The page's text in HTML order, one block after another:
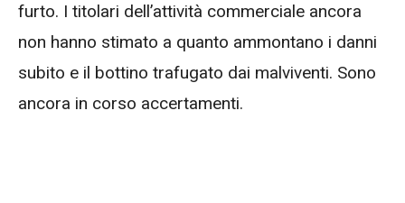
furto. I titolari dell’attività commerciale ancora
non hanno stimato a quanto ammontano i danni
subito e il bottino trafugato dai malviventi. Sono
ancora in corso accertamenti.